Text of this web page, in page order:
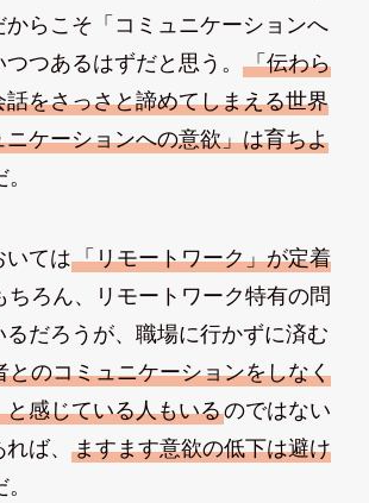
からこそ「コミュニケーションへ
つあるはずだと思う。 「伝わら
をさっさと諦めてしまえる世界
ケーションへの意欲」は育ちよ
いては「リモートワーク」が定着
ちろん、リモートワーク特有の問
るだろうが、職場に行かずに済む
とのコミュニケーションをしなく
感じている人もいるのではない
ば、 ますます意欲の低下は避け